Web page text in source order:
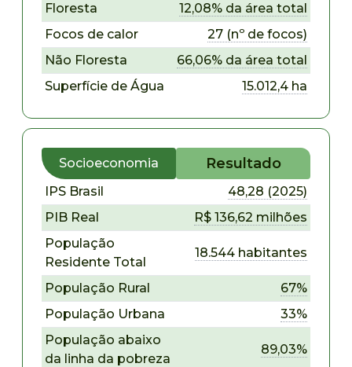
Floresta
12,08% da área total
Focos de calor
27 (nº de focos)
Não Floresta
66,06% da área total
Superfície de Água
15.012,4 ha
Socioeconomia Resultado
IPS Brasil
48,28 (2025)
PIB Real
R$ 136,62 milhões
População
Residente Total
18.544 habitantes
População Rural
67%
População Urbana
33%
População abaixo
da linha da pobreza
89,03%